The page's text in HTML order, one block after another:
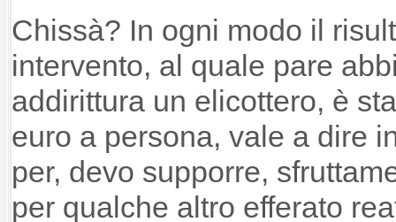
Chissà? In ogni modo il
intervento, al quale pare
addirittura un elicottero, è
euro a persona, vale a dire
per, devo supporre,
per qualche altro efferato